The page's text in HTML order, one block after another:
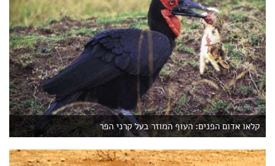
קלאו אדום הפנים: העוף המוזר בעל קרני הפר